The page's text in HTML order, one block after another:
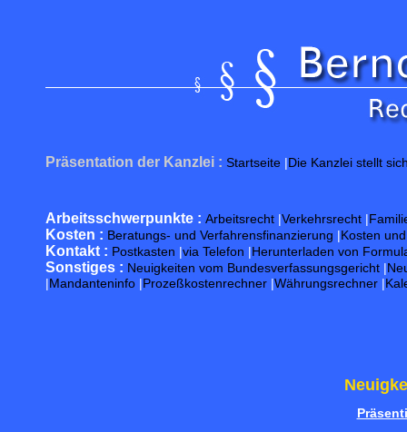
Präsentation der Kanzlei : Startseite |Die Kanzlei stellt
Arbeitsschwerpunkte : Arbeitsrecht |Verkehrsrecht |
Kosten : Beratungs- und Verfahrensfinanzierung |Kosten
Kontakt : Postkasten |via Telefon |Herunterladen von
Sonstiges : Neuigkeiten vom Bundesverfassungsgericht |
|Mandanteninfo |Prozeßkostenrechner |Währungsrechner |